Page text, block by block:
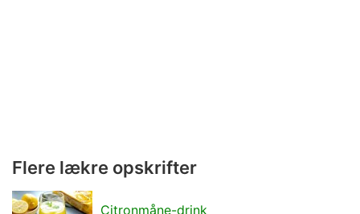
Flere lækre opskrifter
Citronmåne-drink